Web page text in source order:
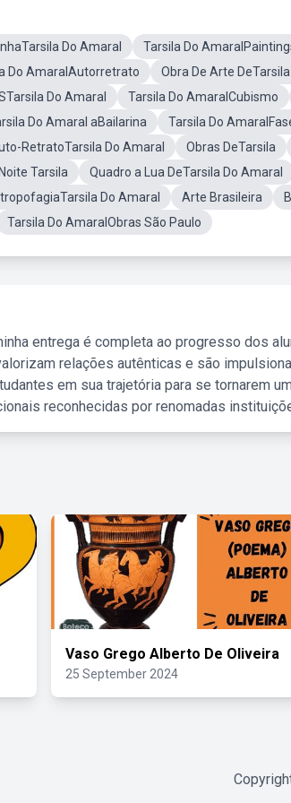
Do Amaral Tarsila Do
Do AmaralAutorretrato Obra De Arte
Do Amaral Tarsila Do AmaralCubismo
Do Amaral aBailarina
Tarsila Do
RetratoTarsila Do Amaral Obras DeTarsila
Tarsila Quadro a Lua DeTarsila Do Amaral
Do Amaral Arte Brasileira
Tarsila Do AmaralObras São Paulo
entrega é completa ao progresso dos
relações autênticas e são
em sua trajetória para se tornarem
reconhecidas por renomadas
Vaso Grego Alberto De Oliveira
25 September 2024